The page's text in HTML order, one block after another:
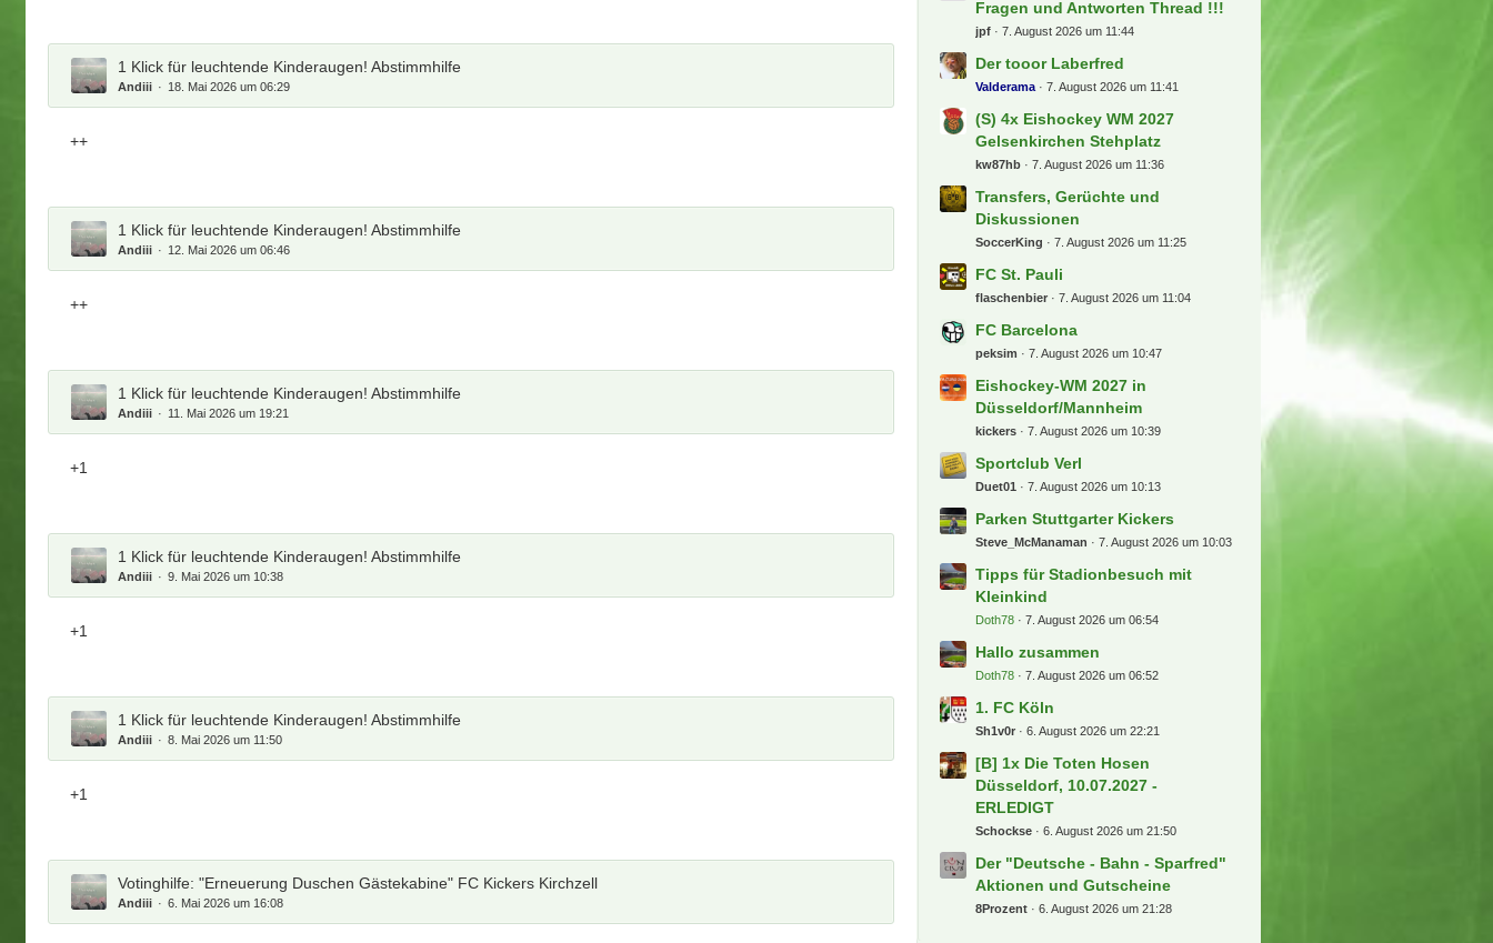
1 Klick für leuchtende Kinderaugen! Abstimmhilfe
Andiii 18. Mai 2026 um 06:29
++
1 Klick für leuchtende Kinderaugen! Abstimmhilfe
Andiii 12. Mai 2026 um 06:46
++
1 Klick für leuchtende Kinderaugen! Abstimmhilfe
Andiii 11. Mai 2026 um 19:21
+1
1 Klick für leuchtende Kinderaugen! Abstimmhilfe
Andiii 9. Mai 2026 um 10:38
+1
1 Klick für leuchtende Kinderaugen! Abstimmhilfe
Andiii 8. Mai 2026 um 11:50
+1
Votinghilfe: "Erneuerung Duschen Gästekabine" FC Kickers Kirchzell
Andiii 6. Mai 2026 um 16:08
Fragen und Antworten Thread !!!
jpf 7. August 2026 um 11:44
Der tooor Laberfred
Valderama 7. August 2026 um 11:41
(S) 4x Eishockey WM 2027
Gelsenkirchen Stehplatz
kw87hb 7. August 2026 um 11:36
Transfers, Gerüchte und
Diskussionen
SoccerKing 7. August 2026 um 11:25
FC St. Pauli
flaschenbier 7. August 2026 um 11:04
FC Barcelona
peksim 7. August 2026 um 10:47
Eishockey-WM 2027 in
Düsseldorf/Mannheim
kickers 7. August 2026 um 10:39
Sportclub Verl
Duet01 7. August 2026 um 10:13
Parken Stuttgarter Kickers
Steve_McManaman 7. August 2026 um 10:03
Tipps für Stadionbesuch mit
Kleinkind
Doth78 7. August 2026 um 06:54
Hallo zusammen
Doth78 7. August 2026 um 06:52
1. FC Köln
Sh1v0r 6. August 2026 um 22:21
[B] 1x Die Toten Hosen
Düsseldorf, 10.07.2027 -
ERLEDIGT
Schockse 6. August 2026 um 21:50
Der "Deutsche - Bahn - Sparfred"
Aktionen und Gutscheine
8Prozent 6. August 2026 um 21:28